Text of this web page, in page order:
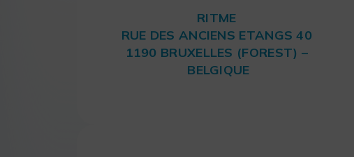
RITME
RUE DES ANCIENS ETANGS 40
1190 BRUXELLES (FOREST) –
BELGIQUE